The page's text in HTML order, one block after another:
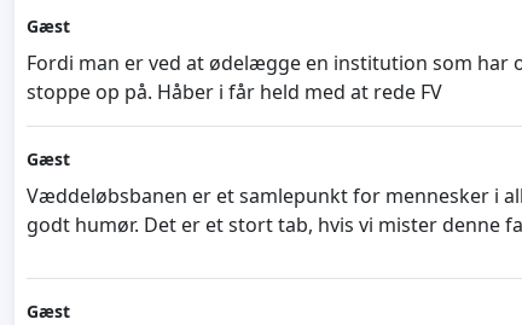
Gæst
Fordi man er ved at ødelægge en institution som har
stoppe op på. Håber i får held med at rede FV
Gæst
Væddeløbsbanen er et samlepunkt for mennesker i
godt humør. Det er et stort tab, hvis vi mister denne
Gæst